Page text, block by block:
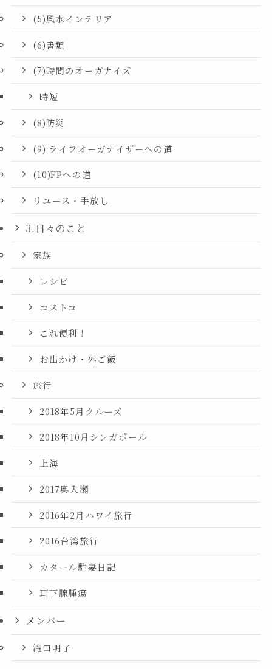
(5)風水インテリア
(6)書類
(7)時間のオーガナイズ
時短
(8)防災
(9) ライフオーガナイザーへの道
(10)FPへの道
リユース・手放し
3.日々のこと
家族
レシピ
コストコ
これ便利！
お出かけ・外ご飯
旅行
2018年5月クルーズ
2018年10月シンガポール
上海
2017奥入瀬
2016年2月ハワイ旅行
2016台湾旅行
カタール駐妻日記
耳下腺腫瘍
メンバー
滝口明子